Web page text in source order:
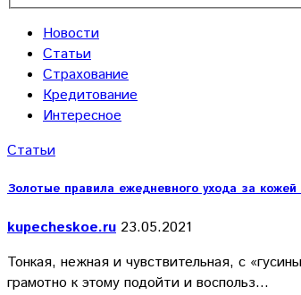
Новости
Статьи
Страхование
Кредитование
Интересное
Статьи
Золотые правила ежедневного ухода за кожей
kupecheskoe.ru 23.05.2021
Тонкая, нежная и чувствительная, с
грамотно к этому подойти и воспольз…